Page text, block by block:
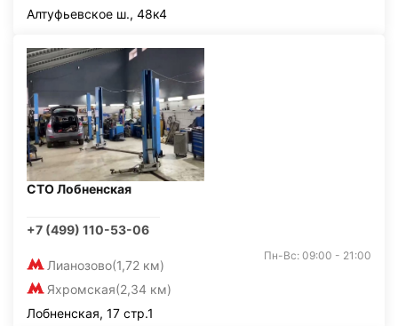
Алтуфьевское ш., 48к4
СТО Лобненская
+7 (499) 110-53-06
Лианозово(1,72 км)
Яхромская(2,34 км)
Пн-Вс: 09:00 - 21:00
Лобненская, 17 стр.1